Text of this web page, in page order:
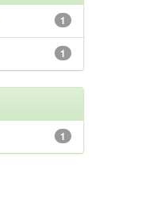
1
1
1